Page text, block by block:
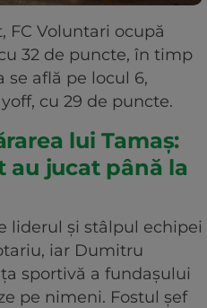
FC Voluntari ocupă
32 de puncte, în timp
se află pe locul 6,
cu 29 de puncte.
lui Tamaș:
au jucat până la
liderul și stâlpul echipei
iar Dumitru
sportivă a fundașului
pe nimeni. Fostul șef